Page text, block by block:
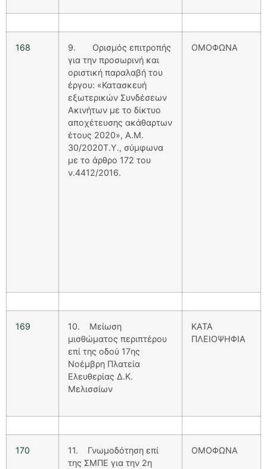
168
9. Ορισμός επιτροπής
για την προσωρινή και
οριστική παραλαβή του
έργου: «Κατασκευή
εξωτερικών Συνδέσεων
Ακινήτων με το δίκτυο
αποχέτευσης ακάθαρτων
έτους 2020», Α.Μ.
30/2020Τ.Υ., σύμφωνα
με το άρθρο 172 του
ν.4412/2016.
ΟΜΟΦΩΝΑ
169
10. Μείωση
μισθώματος περιπτέρου
επί της οδού 17ης
Νοέμβρη Πλατεία
Ελευθερίας Δ.Κ.
Μελισσίων
ΚΑΤΑ
ΠΛΕΙΟΨΗΦΙΑ
170
11. Γνωμοδότηση επί
της ΣΜΠΕ για την 2η
ΟΜΟΦΩΝΑ